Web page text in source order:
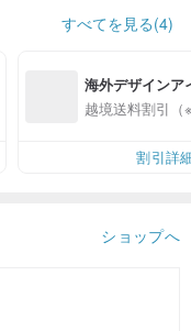
すべてを見る(4)
海外デザインア
入
越境送料割引（
割引詳
ショップへ